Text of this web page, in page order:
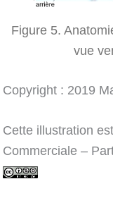
Figure 5.
vue
Copyright : 2019
Cette illustration
Commerciale –